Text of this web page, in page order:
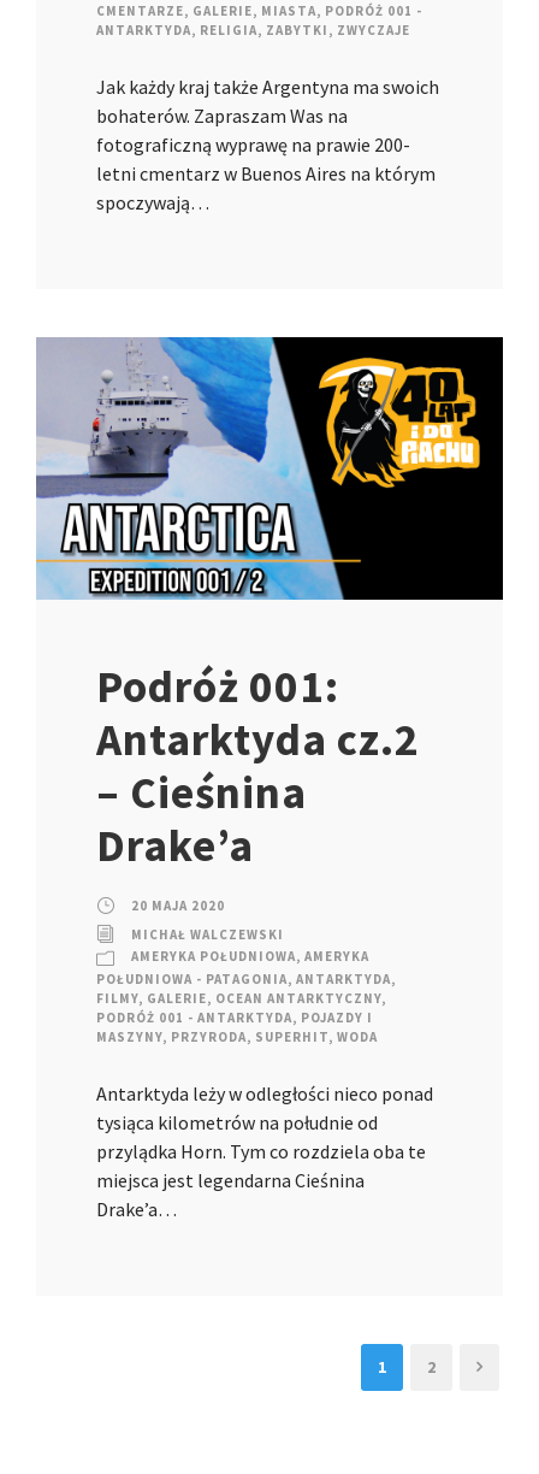
CMENTARZE, GALERIE, MIASTA, PODRÓŻ 001 -
ANTARKTYDA, RELIGIA, ZABYTKI , ZWYCZAJE
Jak każdy kraj także Argentyna ma swoich
bohaterów. Zapraszam Was na
fotograficzną wyprawę na prawie 200-
letni cmentarz w Buenos Aires na którym
spoczywają…
Podróż 001:
Antarktyda cz.2
– Cieśnina
Drake’a
20 MAJA 2020
MICHAŁ WALCZEWSKI
AMERYKA POŁUDNIOWA, AMERYKA
POŁUDNIOWA - PATAGONIA, ANTARKTYDA,
FILMY, GALERIE, OCEAN ANTARKTYCZNY,
PODRÓŻ 001 - ANTARKTYDA, POJAZDY I
MASZYNY, PRZYRODA, SUPERHIT, WODA
Antarktyda leży w odległości nieco ponad
tysiąca kilometrów na południe od
przylądka Horn. Tym co rozdziela oba te
miejsca jest legendarna Cieśnina
Drake’a…
1 2